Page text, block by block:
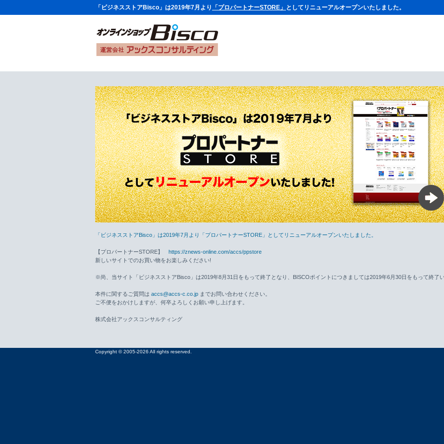
「ビジネスストアBisco」は2019年7月より 「プロパートナーSTORE」 としてリニューアルオープンいたしました。
「ビジネスストアBisco」は2019年7月より「プロパートナーSTORE」としてリニューアルオープンいたしました。
【プロパートナーSTORE】 https://znews-online.com/accs/ppstore
新しいサイトでのお買い物をお楽しみください!
※尚、当サイト「ビジネスストアBisco」は2019年8月31日をもって終了となり、BISCOポイントにつきましては2019年6月30日をもって終了
本件に関するご質問は accs@accs-c.co.jp までお問い合わせください。
ご不便をおかけしますが、何卒よろしくお願い申し上げます。
株式会社アックスコンサルティング
Copyright © 2005-2026 All rights reserved.